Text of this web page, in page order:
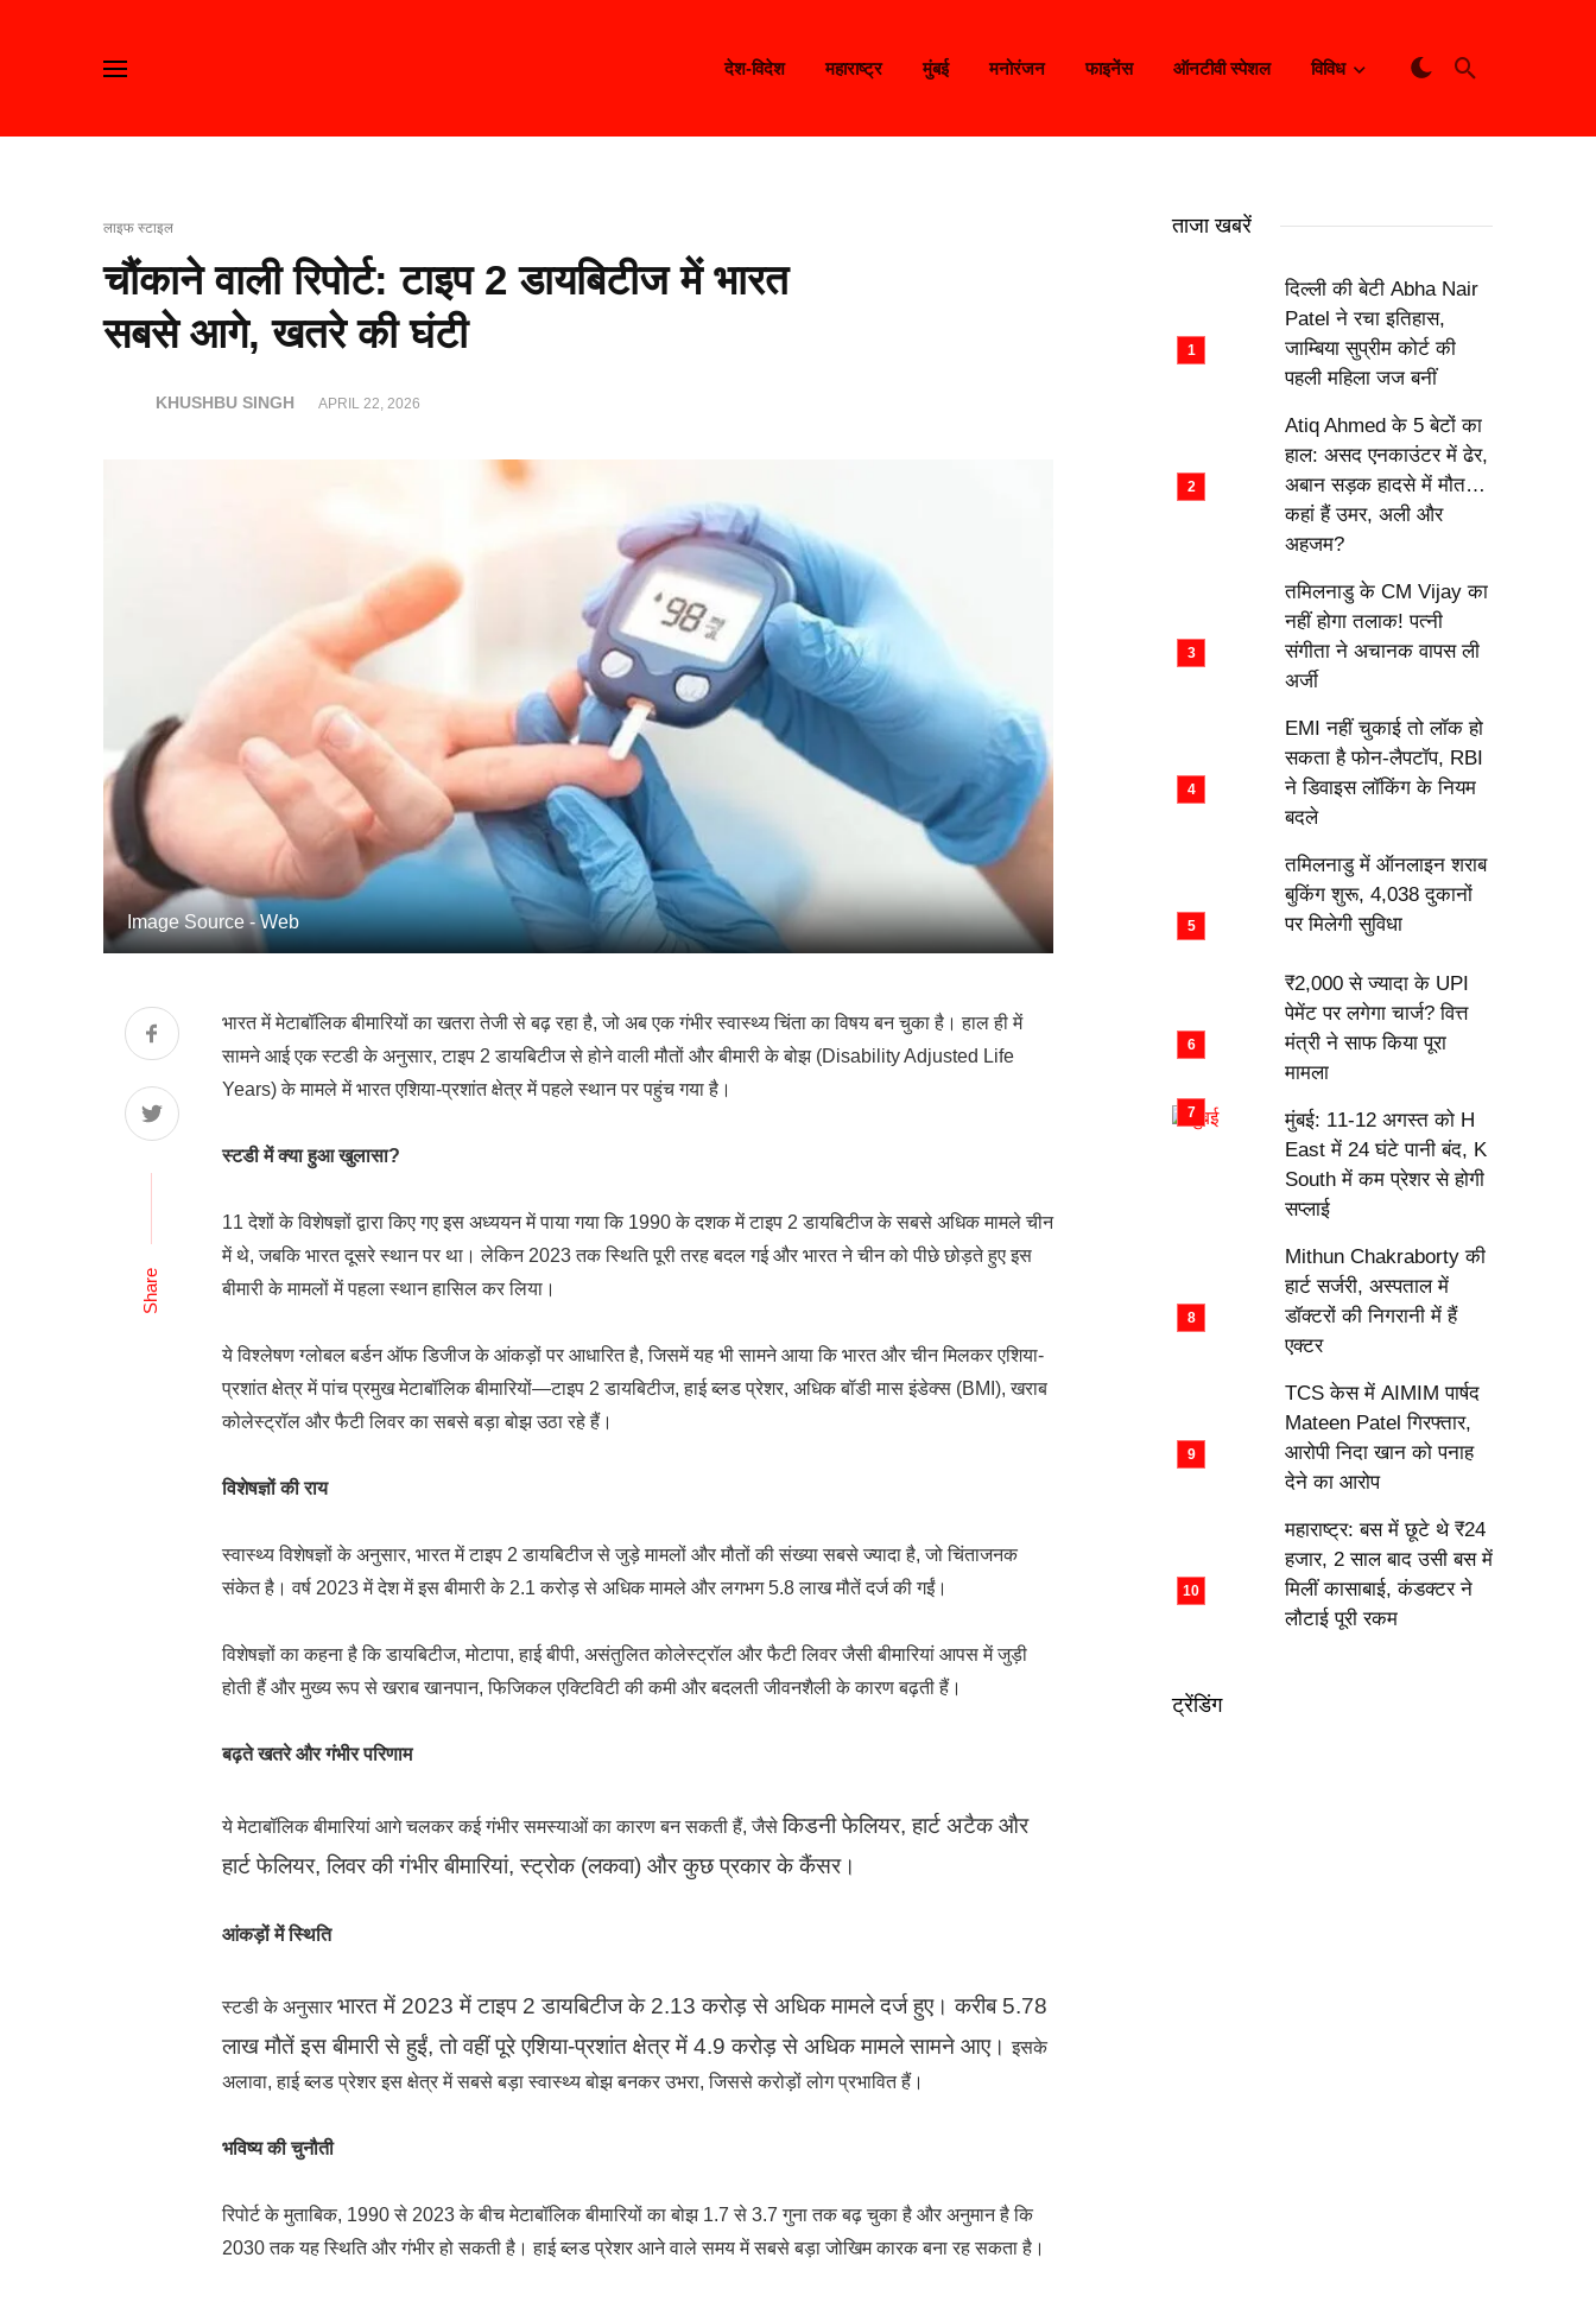
देश-विदेश महाराष्ट्र मुंबई मनोरंजन फाइनेंस ऑनटीवी स्पेशल विविध
लाइफ स्टाइल
चौंकाने वाली रिपोर्ट: टाइप 2 डायबिटीज में भारत
सबसे आगे, खतरे की घंटी
KHUSHBU SINGH APRIL 22, 2026
Image Source - Web
Share
भारत में मेटाबॉलिक बीमारियों का खतरा तेजी से बढ़ रहा है, जो अब एक गंभीर स्वास्थ्य चिंता का विषय बन चुका है। हाल ही में
सामने आई एक स्टडी के अनुसार, टाइप 2 डायबिटीज से होने वाली मौतों और बीमारी के बोझ (Disability Adjusted Life
Years) के मामले में भारत एशिया-प्रशांत क्षेत्र में पहले स्थान पर पहुंच गया है।
स्टडी में क्या हुआ खुलासा?
11 देशों के विशेषज्ञों द्वारा किए गए इस अध्ययन में पाया गया कि 1990 के दशक में टाइप 2 डायबिटीज के सबसे अधिक मामले चीन
में थे, जबकि भारत दूसरे स्थान पर था। लेकिन 2023 तक स्थिति पूरी तरह बदल गई और भारत ने चीन को पीछे छोड़ते हुए इस
बीमारी के मामलों में पहला स्थान हासिल कर लिया।
ये विश्लेषण ग्लोबल बर्डन ऑफ डिजीज के आंकड़ों पर आधारित है, जिसमें यह भी सामने आया कि भारत और चीन मिलकर एशिया-
प्रशांत क्षेत्र में पांच प्रमुख मेटाबॉलिक बीमारियों—टाइप 2 डायबिटीज, हाई ब्लड प्रेशर, अधिक बॉडी मास इंडेक्स (BMI), खराब
कोलेस्ट्रॉल और फैटी लिवर का सबसे बड़ा बोझ उठा रहे हैं।
विशेषज्ञों की राय
स्वास्थ्य विशेषज्ञों के अनुसार, भारत में टाइप 2 डायबिटीज से जुड़े मामलों और मौतों की संख्या सबसे ज्यादा है, जो चिंताजनक
संकेत है। वर्ष 2023 में देश में इस बीमारी के 2.1 करोड़ से अधिक मामले और लगभग 5.8 लाख मौतें दर्ज की गईं।
विशेषज्ञों का कहना है कि डायबिटीज, मोटापा, हाई बीपी, असंतुलित कोलेस्ट्रॉल और फैटी लिवर जैसी बीमारियां आपस में जुड़ी
होती हैं और मुख्य रूप से खराब खानपान, फिजिकल एक्टिविटी की कमी और बदलती जीवनशैली के कारण बढ़ती हैं।
बढ़ते खतरे और गंभीर परिणाम
ये मेटाबॉलिक बीमारियां आगे चलकर कई गंभीर समस्याओं का कारण बन सकती हैं, जैसेकिडनी फेलियर,हार्ट अटैक और
हार्ट फेलियर,लिवर की गंभीर बीमारियां,स्ट्रोक (लकवा) औरकुछ प्रकार के कैंसर।
आंकड़ों में स्थिति
स्टडी के अनुसार भारत में 2023 में टाइप 2 डायबिटीज के 2.13 करोड़ से अधिक मामले दर्ज हुए।करीब 5.78
लाख मौतें इस बीमारी से हुईं, तो वहींपूरे एशिया-प्रशांत क्षेत्र में 4.9 करोड़ से अधिक मामले सामने आए।इसके
अलावा, हाई ब्लड प्रेशर इस क्षेत्र में सबसे बड़ा स्वास्थ्य बोझ बनकर उभरा, जिससे करोड़ों लोग प्रभावित हैं।
भविष्य की चुनौती
रिपोर्ट के मुताबिक, 1990 से 2023 के बीच मेटाबॉलिक बीमारियों का बोझ 1.7 से 3.7 गुना तक बढ़ चुका है और अनुमान है कि
2030 तक यह स्थिति और गंभीर हो सकती है। हाई ब्लड प्रेशर आने वाले समय में सबसे बड़ा जोखिम कारक बना रह सकता है।
ताजा खबरें
दिल्ली की बेटी Abha Nair
Patel ने रचा इतिहास,
जाम्बिया सुप्रीम कोर्ट की
पहली महिला जज बनीं
Atiq Ahmed के 5 बेटों का
हाल: असद एनकाउंटर में ढेर,
अबान सड़क हादसे में मौत…
कहां हैं उमर, अली और
अहजम?
तमिलनाडु के CM Vijay का
नहीं होगा तलाक! पत्नी
संगीता ने अचानक वापस ली
अर्जी
EMI नहीं चुकाई तो लॉक हो
सकता है फोन-लैपटॉप, RBI
ने डिवाइस लॉकिंग के नियम
बदले
तमिलनाडु में ऑनलाइन शराब
बुकिंग शुरू, 4,038 दुकानों
पर मिलेगी सुविधा
₹2,000 से ज्यादा के UPI
पेमेंट पर लगेगा चार्ज? वित्त
मंत्री ने साफ किया पूरा
मामला
मुंबई: 11-12 अगस्त को H
East में 24 घंटे पानी बंद, K
South में कम प्रेशर से होगी
सप्लाई
Mithun Chakraborty की
हार्ट सर्जरी, अस्पताल में
डॉक्टरों की निगरानी में हैं
एक्टर
TCS केस में AIMIM पार्षद
Mateen Patel गिरफ्तार,
आरोपी निदा खान को पनाह
देने का आरोप
महाराष्ट्र: बस में छूटे थे ₹24
हजार, 2 साल बाद उसी बस में
मिलीं कासाबाई, कंडक्टर ने
लौटाई पूरी रकम
ट्रेंडिंग